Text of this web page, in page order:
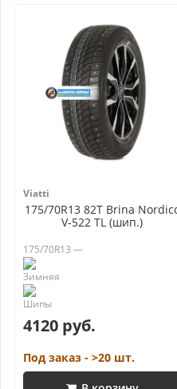
Viatti
175/70R13 82T Brina
V-522 TL (шип.)
175/70R13 —
4120 руб.
Под заказ - >20 шт.